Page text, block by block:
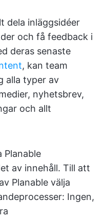
dela inläggsidéer
och få feedback i
deras senaste
, kan team
alla typer av
nyhetsbrev,
och allt
Planable
av innehåll. Till att
Planable välja
Ingen,